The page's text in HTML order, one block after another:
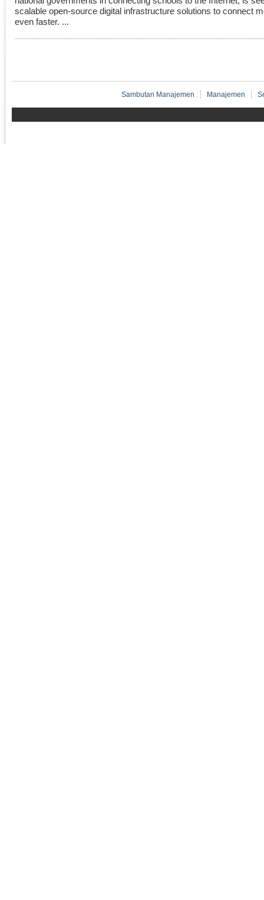
scalable open-source digital infrastructure solutions to connect
even faster. ...
Sambutan Manajemen Manajemen